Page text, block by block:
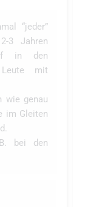
“jeder”
3 Jahren
in den
Leute mit
wie genau
im Gleiten
bei den